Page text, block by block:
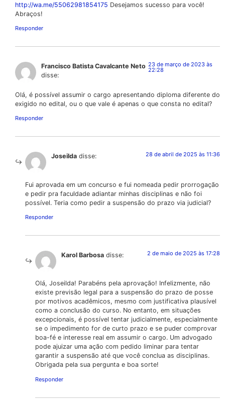
http://wa.me/55062981854175 Desejamos sucesso para você!
Abraços!
Responder
Francisco Batista Cavalcante Neto
disse:
23 de março de 2023 às
22:28
Olá, é possível assumir o cargo apresentando diploma diferente do
exigido no edital, ou o que vale é apenas o que consta no edital?
Responder
Joseilda disse: 28 de abril de 2025 às 11:36
Fui aprovada em um concurso e fui nomeada pedir prorrogação
e pedir pra faculdade adiantar minhas disciplinas e não foi
possível. Teria como pedir a suspensão do prazo via judicial?
Responder
Karol Barbosa disse: 2 de maio de 2025 às 17:28
Olá, Joseilda! Parabéns pela aprovação! Infelizmente, não
existe previsão legal para a suspensão do prazo de posse
por motivos acadêmicos, mesmo com justificativa plausível
como a conclusão do curso. No entanto, em situações
excepcionais, é possível tentar judicialmente, especialmente
se o impedimento for de curto prazo e se puder comprovar
boa-fé e interesse real em assumir o cargo. Um advogado
pode ajuizar uma ação com pedido liminar para tentar
garantir a suspensão até que você conclua as disciplinas.
Obrigada pela sua pergunta e boa sorte!
Responder